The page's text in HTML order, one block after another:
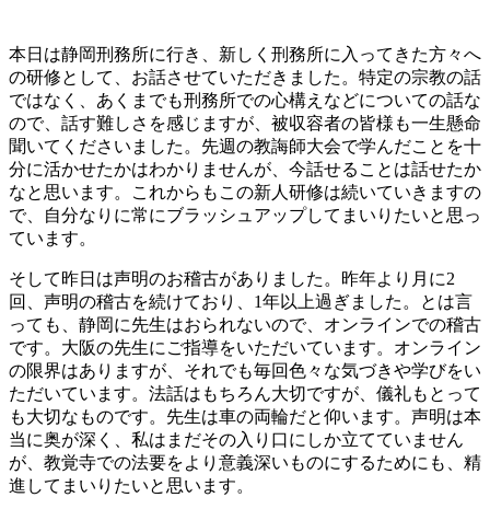
本日は静岡刑務所に行き、新しく刑務所に入ってきた方々へ
の研修として、お話させていただきました。特定の宗教の話
ではなく、あくまでも刑務所での心構えなどについての話な
ので、話す難しさを感じますが、被収容者の皆様も一生懸命
聞いてくださいました。先週の教誨師大会で学んだことを十
分に活かせたかはわかりませんが、今話せることは話せたか
なと思います。これからもこの新人研修は続いていきますの
で、自分なりに常にブラッシュアップしてまいりたいと思っ
ています。
そして昨日は声明のお稽古がありました。昨年より月に2
回、声明の稽古を続けており、1年以上過ぎました。とは言
っても、静岡に先生はおられないので、オンラインでの稽古
です。大阪の先生にご指導をいただいています。オンライン
の限界はありますが、それでも毎回色々な気づきや学びをい
ただいています。法話はもちろん大切ですが、儀礼もとって
も大切なものです。先生は車の両輪だと仰います。声明は本
当に奥が深く、私はまだその入り口にしか立てていません
が、教覚寺での法要をより意義深いものにするためにも、精
進してまいりたいと思います。